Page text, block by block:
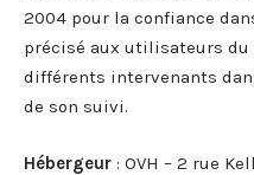
2004 pour la confiance
précisé aux utilisateurs
différents intervenants
de son suivi.
Hébergeur : OVH – 2 rue